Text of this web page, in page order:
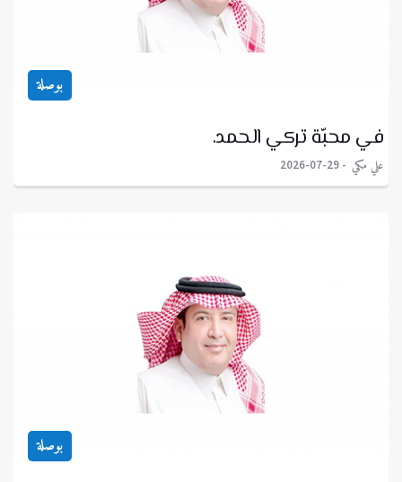
بوصلة
في محبّة تركي الحمد.
علي مكي 2026-07-29
بوصلة